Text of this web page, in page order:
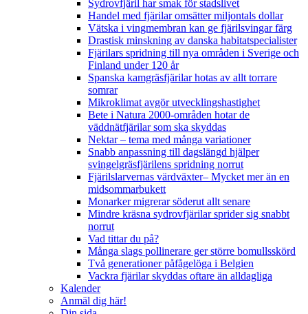
Sydrovfjäril har smak för stadslivet
Handel med fjärilar omsätter miljontals dollar
Vätska i vingmembran kan ge fjärilsvingar färg
Drastisk minskning av danska habitatspecialister
Fjärilars spridning till nya områden i Sverige och
Finland under 120 år
Spanska kamgräsfjärilar hotas av allt torrare
somrar
Mikroklimat avgör utvecklingshastighet
Bete i Natura 2000-områden hotar de
väddnätfjärilar som ska skyddas
Nektar – tema med många variationer
Snabb anpassning till dagslängd hjälper
svingelgräsfjärilens spridning norrut
Fjärilslarvernas värdväxter– Mycket mer än en
midsommarbukett
Monarker migrerar söderut allt senare
Mindre kräsna sydrovfjärilar sprider sig snabbt
norrut
Vad tittar du på?
Många slags pollinerare ger större bomullsskörd
Två generationer påfågelöga i Belgien
Vackra fjärilar skyddas oftare än alldagliga
Kalender
Anmäl dig här!